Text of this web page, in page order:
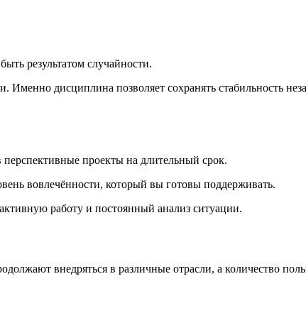
результатом случайности.
дисциплина позволяет сохранять стабильность
проекты на длительный срок.
вовлечённости, который вы готовы поддерживать.
работу и постоянный анализ ситуации.
внедряться в различные отрасли, а количество